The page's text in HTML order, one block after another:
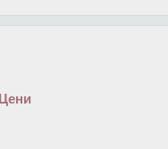
Цени